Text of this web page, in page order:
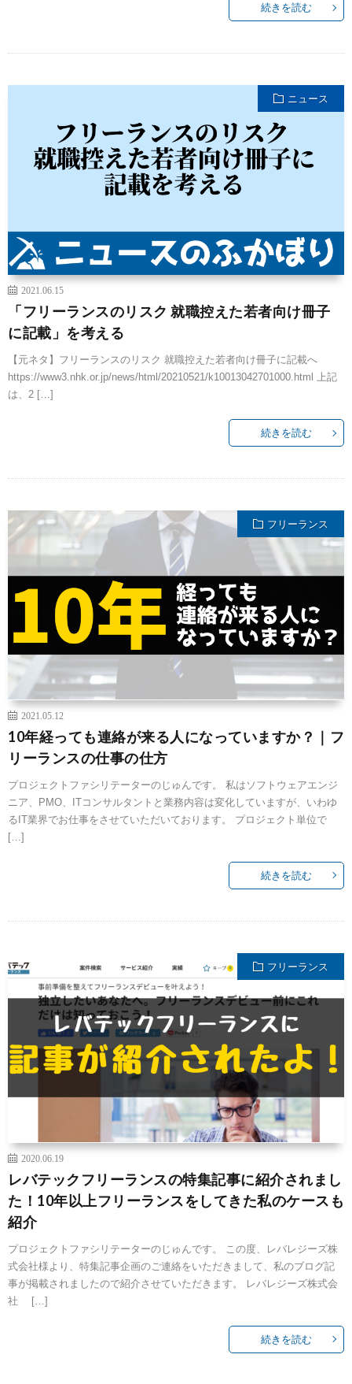
続きを読む
ニュース
2021.06.15
「フリーランスのリスク 就職控えた若者向け冊子
に記載」を考える
【元ネタ】フリーランスのリスク 就職控えた若者向け冊子に記載へ
https://www3.nhk.or.jp/news/html/20210521/k10013042701000.html 上記
は、2 […]
続きを読む
フリーランス
2021.05.12
10年経っても連絡が来る人になっていますか？｜フ
リーランスの仕事の仕方
プロジェクトファシリテーターのじゅんです。 私はソフトウェアエンジ
ニア、PMO、ITコンサルタントと業務内容は変化していますが、いわゆ
るIT業界でお仕事をさせていただいております。 プロジェクト単位で
[…]
続きを読む
フリーランス
2020.06.19
レバテックフリーランスの特集記事に紹介されまし
た！10年以上フリーランスをしてきた私のケースも
紹介
プロジェクトファシリテーターのじゅんです。 この度、レバレジーズ株
式会社様より、特集記事企画のご連絡をいただきまして、私のブログ記
事が掲載されましたので紹介させていただきます。 レバレジーズ株式会
社 […]
続きを読む